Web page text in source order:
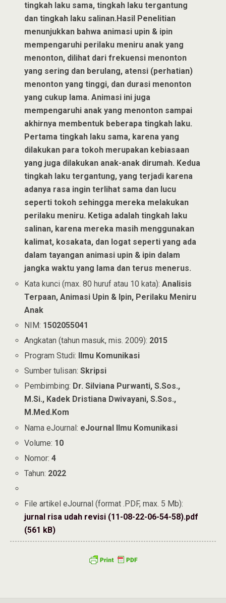
tingkah laku sama, tingkah laku tergantung
dan tingkah laku salinan.Hasil Penelitian
menunjukkan bahwa animasi upin & ipin
mempengaruhi perilaku meniru anak yang
menonton, dilihat dari frekuensi menonton
yang sering dan berulang, atensi (perhatian)
menonton yang tinggi, dan durasi menonton
yang cukup lama. Animasi ini juga
mempengaruhi anak yang menonton sampai
akhirnya membentuk beberapa tingkah laku.
Pertama tingkah laku sama, karena yang
dilakukan para tokoh merupakan kebiasaan
yang juga dilakukan anak-anak dirumah. Kedua
tingkah laku tergantung, yang terjadi karena
adanya rasa ingin terlihat sama dan lucu
seperti tokoh sehingga mereka melakukan
perilaku meniru. Ketiga adalah tingkah laku
salinan, karena mereka masih menggunakan
kalimat, kosakata, dan logat seperti yang ada
dalam tayangan animasi upin & ipin dalam
jangka waktu yang lama dan terus menerus.
Kata kunci (max. 80 huruf atau 10 kata):Analisis
Terpaan, Animasi Upin & Ipin, Perilaku Meniru
Anak
NIM: 1502055041
Angkatan (tahun masuk, mis. 2009): 2015
Program Studi: Ilmu Komunikasi
Sumber tulisan:Skripsi
Pembimbing: Dr. Silviana Purwanti, S.Sos.,
M.Si., Kadek Dristiana Dwivayani, S.Sos.,
M.Med.Kom
Nama eJournal: eJournal Ilmu Komunikasi
Volume: 10
Nomor:4
Tahun: 2022
File artikel eJournal (format .PDF, max. 5 Mb):
jurnal risa udah revisi (11-08-22-06-54-58).pdf
(561 kB)